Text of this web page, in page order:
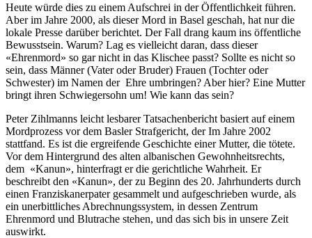
Heute würde dies zu einem Aufschrei in der Öffentlichkeit führen.
Aber im Jahre 2000, als dieser Mord in Basel geschah, hat nur die
lokale Presse darüber berichtet. Der Fall drang kaum ins öffentliche
Bewusstsein. Warum? Lag es vielleicht daran, dass dieser
«Ehrenmord» so gar nicht in das Klischee passt? Sollte es nicht so
sein, dass Männer (Vater oder Bruder) Frauen (Tochter oder
Schwester) im Namen der Ehre umbringen? Aber hier? Eine Mutter
bringt ihren Schwiegersohn um! Wie kann das sein?
Peter Zihlmanns leicht lesbarer Tatsachenbericht basiert auf einem
Mordprozess vor dem Basler Strafgericht, der Im Jahre 2002
stattfand. Es ist die ergreifende Geschichte einer Mutter, die tötete.
Vor dem Hintergrund des alten albanischen Gewohnheitsrechts,
dem «Kanun», hinterfragt er die gerichtliche Wahrheit. Er
beschreibt den «Kanun», der zu Beginn des 20. Jahrhunderts durch
einen Franziskanerpater gesammelt und aufgeschrieben wurde, als
ein unerbittliches Abrechnungssystem, in dessen Zentrum
Ehrenmord und Blutrache stehen, und das sich bis in unsere Zeit
auswirkt.